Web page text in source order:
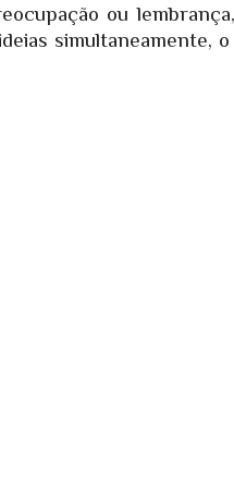
ou
simultaneamente,